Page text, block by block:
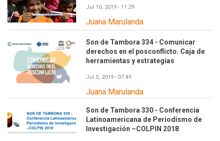
Jul 10, 2019 - 11:29
Juana Marulanda
Son de Tambora 334 - Comunicar
derechos en el posconflicto. Caja de
herramientas y estrategias
Jul 5, 2019 - 07:49
Juana Marulanda
Son de Tambora 330 - Conferencia
Latinoamericana de Periodismo de
Investigación –COLPIN 2018